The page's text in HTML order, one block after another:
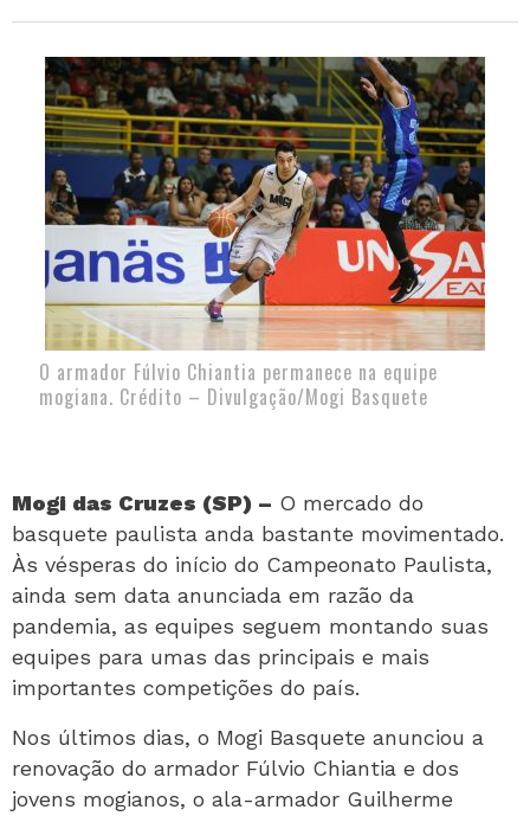
O armador Fúlvio Chiantia permanece na equipe
mogiana. Crédito – Divulgação/Mogi Basquete
Mogi das Cruzes (SP) – O mercado do
basquete paulista anda bastante movimentado.
Às vésperas do início do Campeonato Paulista,
ainda sem data anunciada em razão da
pandemia, as equipes seguem montando suas
equipes para umas das principais e mais
importantes competições do país.
Nos últimos dias, o Mogi Basquete anunciou a
renovação do armador Fúlvio Chiantia e dos
jovens mogianos, o ala-armador Guilherme